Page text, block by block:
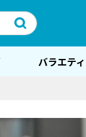
バラエティ